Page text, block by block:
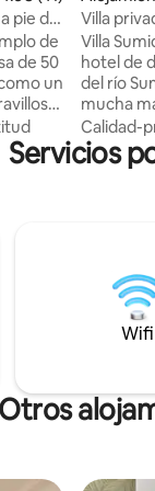
pie del
y
ir a
de
de 50
un
y
al
3
en
Chuo
la
Villa
en el
Villa
hotel de
del río
mucha
interior
con un
por lo
largas y
estancia
de
donde se
puede
Calidad-
Servicios
Wifi
Otros